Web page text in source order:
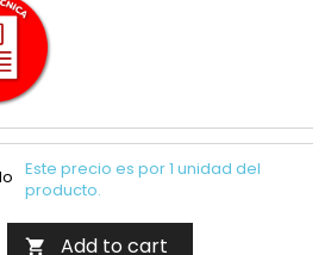
Este precio es por 1 unidad del
producto.
 Add to cart